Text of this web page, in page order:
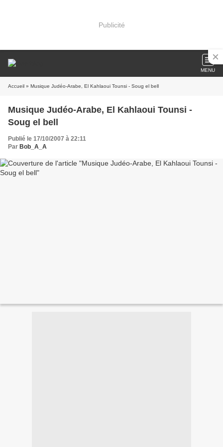
Publicité
MENU
Accueil » Musique Judéo-Arabe, El Kahlaoui Tounsi - Soug el bell
Musique Judéo-Arabe, El Kahlaoui Tounsi -
Soug el bell
Publié le 17/10/2007 à 22:11
Par Bob_A_A